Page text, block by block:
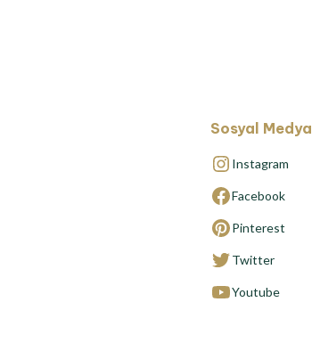
Sosyal Medya
Instagram
Facebook
Pinterest
Twitter
Youtube